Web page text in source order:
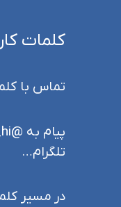
کلمات
تماس با
تلگرام…
در مسیر